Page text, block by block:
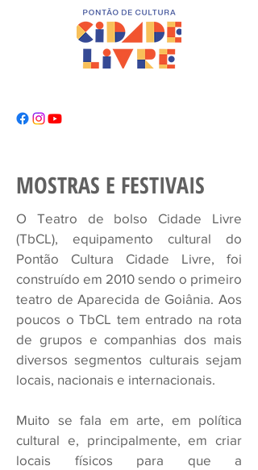
MOSTRAS E FESTIVAIS
O Teatro de bolso Cidade Livre
(TbCL), equipamento cultural do
Pontão Cultura Cidade Livre, foi
construído em 2010 sendo o primeiro
teatro de Aparecida de Goiânia. Aos
poucos o TbCL tem entrado na rota
de grupos e companhias dos mais
diversos segmentos culturais sejam
locais, nacionais e internacionais.
Muito se fala em arte, em política
cultural e, principalmente, em criar
locais físicos para que a